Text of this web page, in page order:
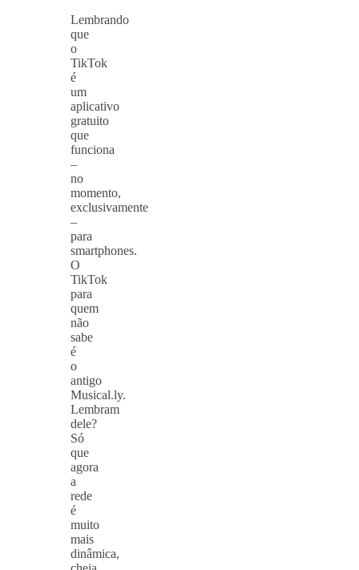
Lembrando
que
o
TikTok
é
um
aplicativo
gratuito
que
funciona
–
no
momento,
exclusivamente
–
para
smartphones.
O
TikTok
para
quem
não
sabe
é
o
antigo
Musical.ly.
Lembram
dele?
Só
que
agora
a
rede
é
muito
mais
dinâmica,